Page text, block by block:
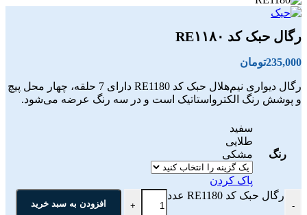
رگال حبک کد RE۱۱۸۰
235,000تومان
رگال دیواری نیم‌هلال حبک کد RE1180 دارای 7 حلقه، چهار محل پیچ
و پوشش رنگ الکترواستاتیک است و در سه رنگ عرضه می‌شود.
رنگ
سفید
طلایی
مشکی
پاک کردن
-
رگال حبک کد RE1180 عدد
+ افزودن به سبد خرید